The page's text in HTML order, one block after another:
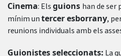
Cinema: Elsguions han de
mínim untercer esborrany,
reunions individuals amb els
Guionistes seleccionats: La